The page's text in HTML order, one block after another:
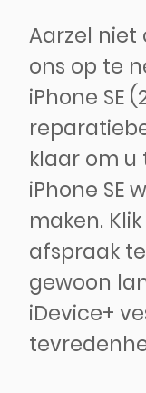
Aarzel
ons op te
iPhone SE
klaar om u
iPhone SE
maken.
afspraak
gewoon
iDevice+